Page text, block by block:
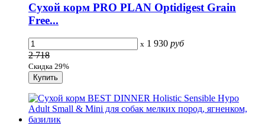
Сухой корм PRO PLAN Optidigest Grain
Free...
x 1 930 руб
2 718
Скидка 29%